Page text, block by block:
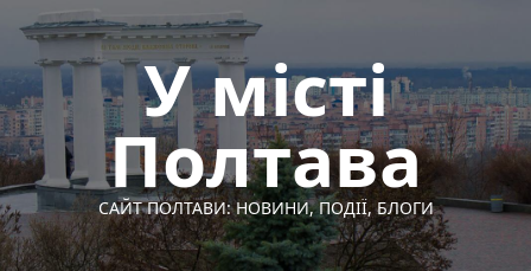
Перейти
вмісту
У місті
Полтава
САЙТ ПОЛТАВИ: НОВИНИ, ПОДІЇ, БЛОГИ